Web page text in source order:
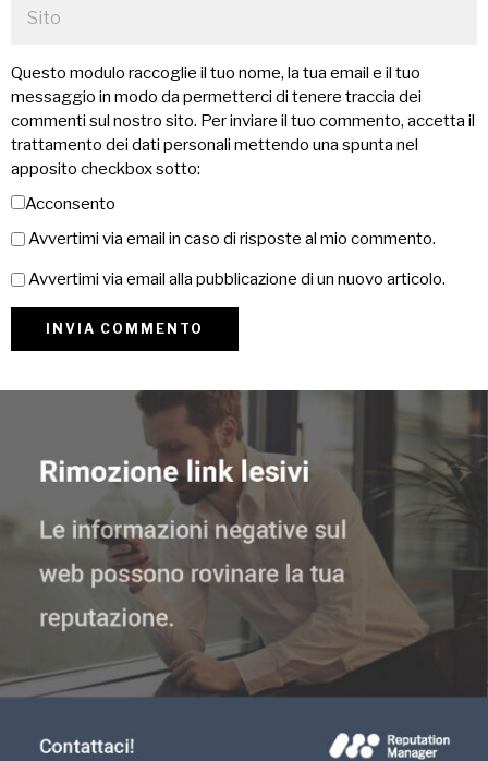
Questo modulo raccoglie il tuo nome, la tua email e il tuo
messaggio in modo da permetterci di tenere traccia dei
commenti sul nostro sito. Per inviare il tuo commento, accetta il
trattamento dei dati personali mettendo una spunta nel
apposito checkbox sotto:
Acconsento
Avvertimi via email in caso di risposte al mio commento.
Avvertimi via email alla pubblicazione di un nuovo articolo.